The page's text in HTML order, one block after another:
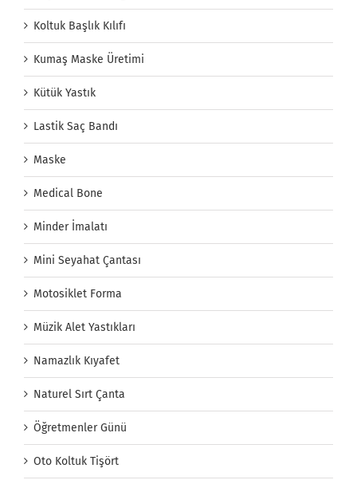
Koltuk Başlık Kılıfı
Kumaş Maske Üretimi
Kütük Yastık
Lastik Saç Bandı
Maske
Medical Bone
Minder İmalatı
Mini Seyahat Çantası
Motosiklet Forma
Müzik Alet Yastıkları
Namazlık Kıyafet
Naturel Sırt Çanta
Öğretmenler Günü
Oto Koltuk Tişört